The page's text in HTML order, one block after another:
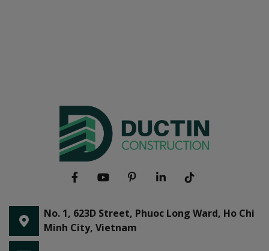
No. 1, 623D Street, Phuoc Long Ward, Ho Chi
Minh City, Vietnam